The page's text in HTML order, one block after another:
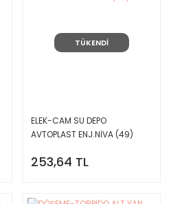
TÜKENDİ
ELEK-CAM SU DEPO
AVTOPLAST ENJ.NİVA (49)
253,64 TL